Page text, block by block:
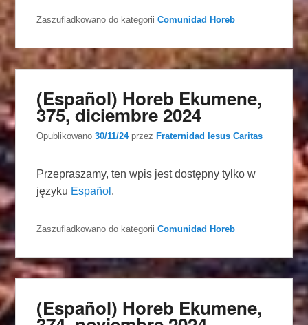
Zaszufladkowano do kategorii Comunidad Horeb
(Español) Horeb Ekumene,
375, diciembre 2024
Opublikowano30/11/24 przez Fraternidad Iesus Caritas
Przepraszamy, ten wpis jest dostępny tylko w
języku Español .
Zaszufladkowano do kategorii Comunidad Horeb
(Español) Horeb Ekumene,